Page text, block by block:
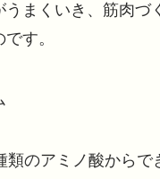
うまくいき、筋肉づ
す。
のアミノ酸からで